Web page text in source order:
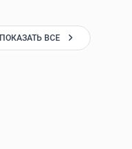
ПОКАЗАТЬ ВСЕ